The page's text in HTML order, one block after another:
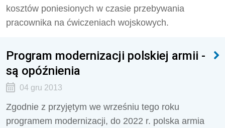
kosztów poniesionych w czasie przebywania
pracownika na ćwiczeniach wojskowych.
Program modernizacji polskiej armii -
są opóźnienia
04 gru 2013
Zgodnie z przyjętym we wrześniu tego roku
programem modernizacji, do 2022 r. polska armia